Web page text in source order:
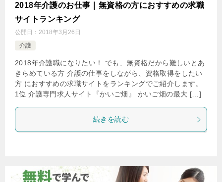
2018年介護のお仕事｜無資格の方におすすめの求職
サイトランキング
公開日： 2018年3月26日
介護
2018年介護職になりたい！ でも、無資格だから難しいとあ
きらめている方 介護の仕事をしながら、資格取得をしたい
方 におすすめの求職サイトをランキングでご紹介します。
1位 介護専門求人サイト『かいご畑』 かいご畑の最大 […]
続きを読む